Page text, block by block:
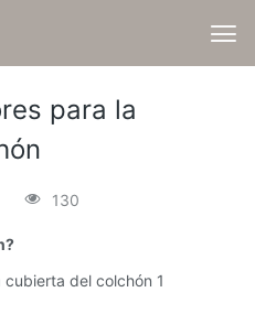
para la
130